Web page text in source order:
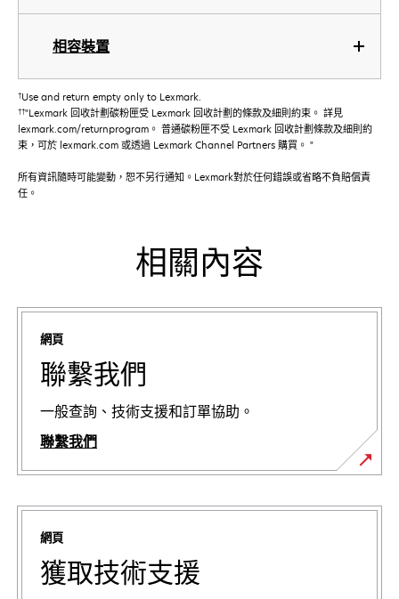
相容裝置
†Use and return empty only to Lexmark.
††"Lexmark 回收計劃碳粉匣受 Lexmark 回收計劃的條款及細則約束。 詳見
lexmark.com/returnprogram。 普通碳粉匣不受 Lexmark 回收計劃條款及細則約
束，可於 lexmark.com 或透過 Lexmark Channel Partners 購買。 "
所有資訊隨時可能變動，恕不另行通知。Lexmark對於任何錯誤或省略不負賠償責
任。
相關內容
網頁
聯繫我們
一般查詢、技術支援和訂單協助。
聯繫我們
網頁
獲取技術支援